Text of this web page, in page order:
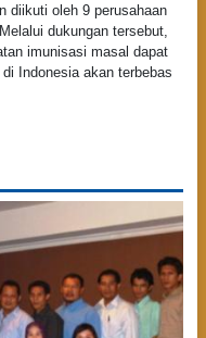
diikuti oleh 9 perusahaan
dukungan tersebut,
imunisasi masal dapat
Indonesia akan terbebas